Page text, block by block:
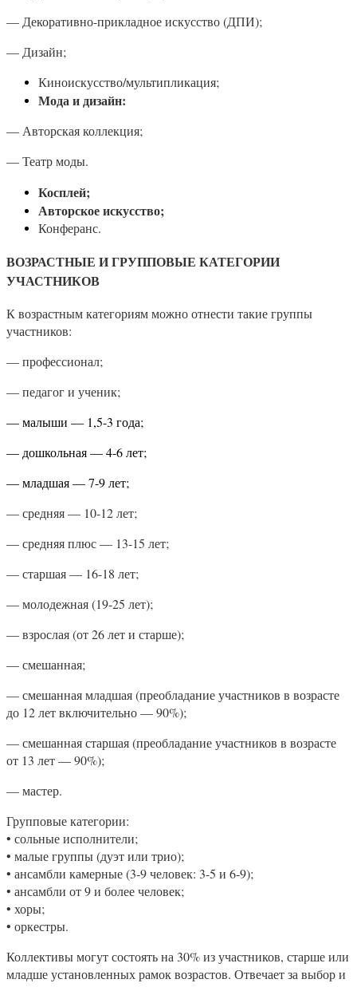
— Декоративно-прикладное искусство (ДПИ);
— Дизайн;
Киноискусство/мультипликация;
Мода и дизайн:
— Авторская коллекция;
— Театр моды.
Косплей;
Авторское искусство;
Конферанс.
ВОЗРАСТНЫЕ И ГРУППОВЫЕ КАТЕГОРИИ
УЧАСТНИКОВ
К возрастным категориям можно отнести такие группы
участников:
— профессионал;
— педагог и ученик;
— малыши — 1,5-3 года;
— дошкольная — 4-6 лет;
— младшая — 7-9 лет;
— средняя — 10-12 лет;
— средняя плюс — 13-15 лет;
— старшая — 16-18 лет;
— молодежная (19-25 лет);
— взрослая (от 26 лет и старше);
— смешанная;
— смешанная младшая (преобладание участников в возрасте
до 12 лет включительно — 90%);
— смешанная старшая (преобладание участников в возрасте
от 13 лет — 90%);
— мастер.
Групповые категории:
• сольные исполнители;
• малые группы (дуэт или трио);
• ансамбли камерные (3-9 человек: 3-5 и 6-9);
• ансамбли от 9 и более человек;
• хоры;
• оркестры.
Коллективы могут состоять на 30% из участников, старше или
младше установленных рамок возрастов. Отвечает за выбор и